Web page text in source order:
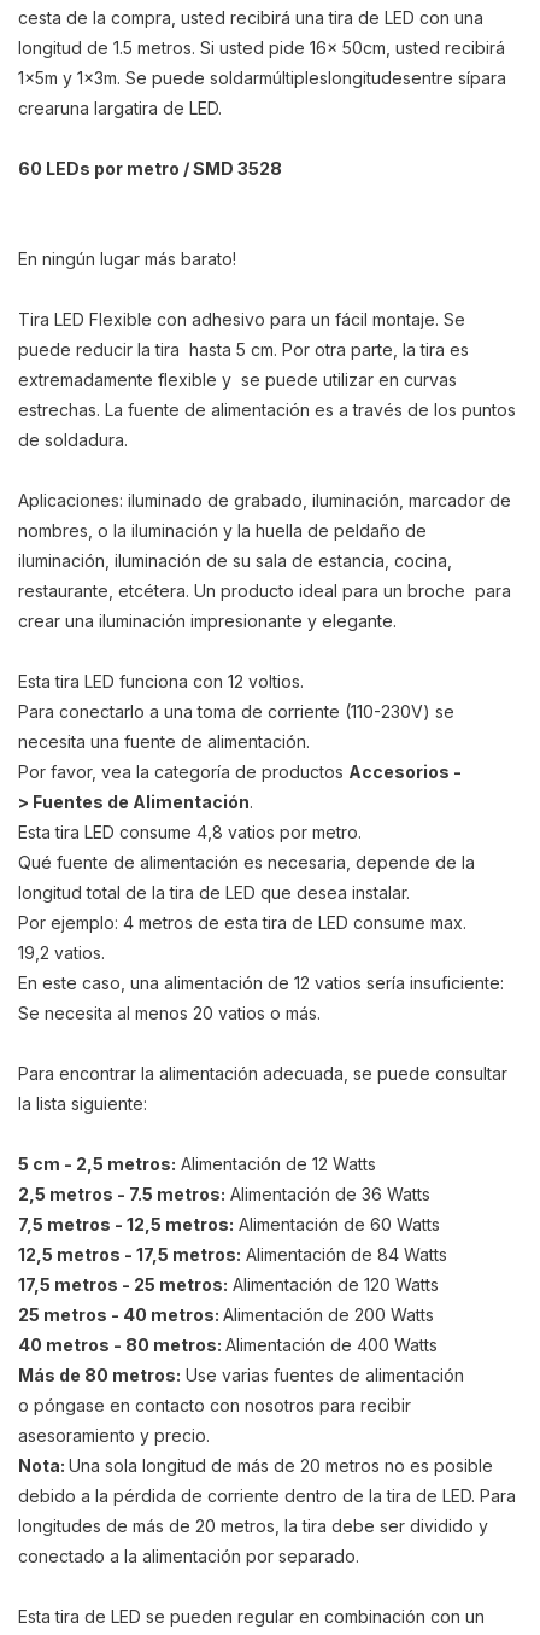
cesta de la compra, usted recibirá una tira de LED con una
longitud de 1.5 metros. Si usted pide 16x 50cm, usted recibirá
1x5m y 1x3m. Se puede soldarmúltipleslongitudesentre sípara
crearuna largatira de LED.
60 LEDs por metro / SMD 3528
En ningún lugar más barato!
Tira LED Flexible con adhesivo para un fácil montaje. Se
puede reducir la tira hasta 5 cm. Por otra parte, la tira es
extremadamente flexible y se puede utilizar en curvas
estrechas. La fuente de alimentación es a través de los puntos
de soldadura.
Aplicaciones: iluminado de grabado, iluminación, marcador de
nombres, o la iluminación y la huella de peldaño de
iluminación, iluminación de su sala de estancia, cocina,
restaurante, etcétera. Un producto ideal para un broche para
crear una iluminación impresionante y elegante.
Esta tira LED funciona con 12 voltios.
Para conectarlo a una toma de corriente (110-230V) se
necesita una fuente de alimentación.
Por favor, vea la categoría de productos Accesorios -
> Fuentes de Alimentación.
Esta tira LED consume 4,8 vatios por metro.
Qué fuente de alimentación es necesaria , depende de la
longitud total de la tira de LED que desea instalar.
Por ejemplo: 4 metros de esta tira de LED consume max.
19,2 vatios.
En este caso, una alimentación de 12 vatios sería insuficiente:
Se necesita al menos 20 vatios o más.
Para encontrar la alimentación adecuada, se puede consultar
la lista siguiente:
5 cm - 2,5 metros: Alimentación de 12 Watts
2,5 metros - 7.5 metros: Alimentación de 36 Watts
7,5 metros - 12,5 metros: Alimentación de 60 Watts
12,5 metros - 17,5 metros: Alimentación de 84 Watts
17,5 metros - 25 metros: Alimentación de 120 Watts
25 metros - 40 metros: Alimentación de 200 Watts
40 metros - 80 metros: Alimentación de 400 Watts
Más de 80 metros: Use varias fuentes de alimentación
o póngase en contacto con nosotros para recibir
asesoramiento y precio.
Nota: Una sola longitud de más de 20 metros no es posible
debido a la pérdida de corriente dentro de la tira de LED. Para
longitudes de más de 20 metros, la tira debe ser dividido y
conectado a la alimentación por separado.
Esta tira de LED se pueden regular en combinación con un